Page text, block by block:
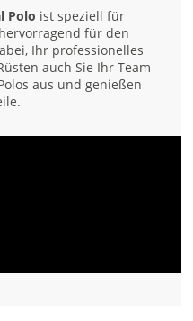
Polo ist speziell für
für den
Ihr professionelles
auch Sie Ihr Team
aus und genießen